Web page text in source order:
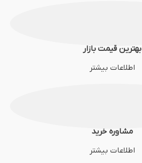
بهترین قیمت بازار
اطلاعات بیشتر
مشاوره خرید
اطلاعات بیشتر